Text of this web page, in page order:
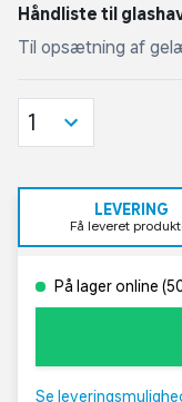
Håndliste til
Til opsætning af
1
LEVERING
Få leveret
På lager online
Se